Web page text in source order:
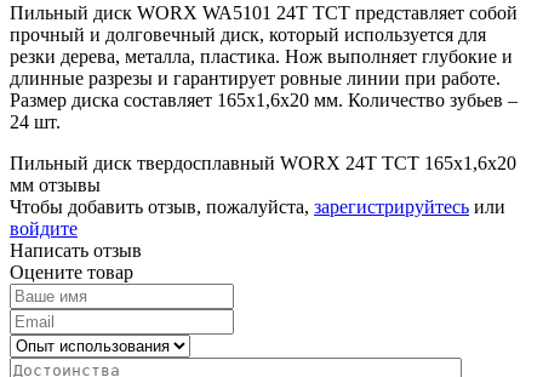
Пильный диск WORX WA5101 24T TCT представляет собой
прочный и долговечный диск, который используется для
резки дерева, металла, пластика. Нож выполняет глубокие и
длинные разрезы и гарантирует ровные линии при работе.
Размер диска составляет 165х1,6х20 мм. Количество зубьев –
24 шт.
Пильный диск твердосплавный WORX 24T TCT 165х1,6х20
мм отзывы
Чтобы добавить отзыв, пожалуйста, зарегистрируйтесь или
войдите
Написать отзыв
Оцените товар